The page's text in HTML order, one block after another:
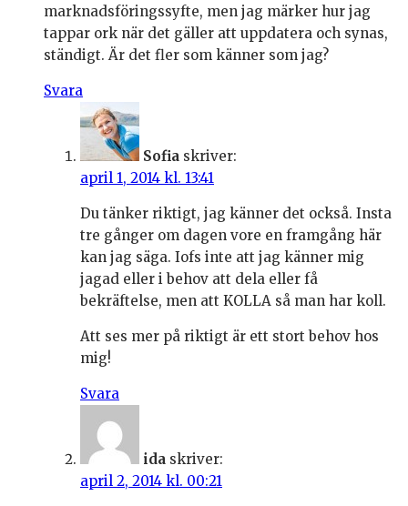
marknadsföringssyfte, men jag märker hur jag
tappar ork när det gäller att uppdatera och synas,
ständigt. Är det fler som känner som jag?
Svara
Sofia skriver:
april 1, 2014 kl. 13:41
Du tänker riktigt, jag känner det också. Insta
tre gånger om dagen vore en framgång här
kan jag säga. Iofs inte att jag känner mig
jagad eller i behov att dela eller få
bekräftelse, men att KOLLA så man har koll.
Att ses mer på riktigt är ett stort behov hos
mig!
Svara
ida skriver:
april 2, 2014 kl. 00:21